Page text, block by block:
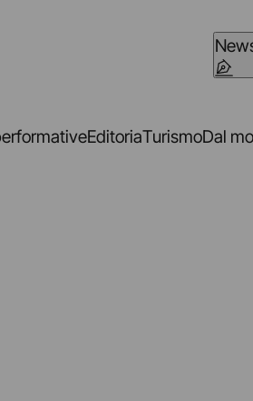
EditoriaTurismoDal